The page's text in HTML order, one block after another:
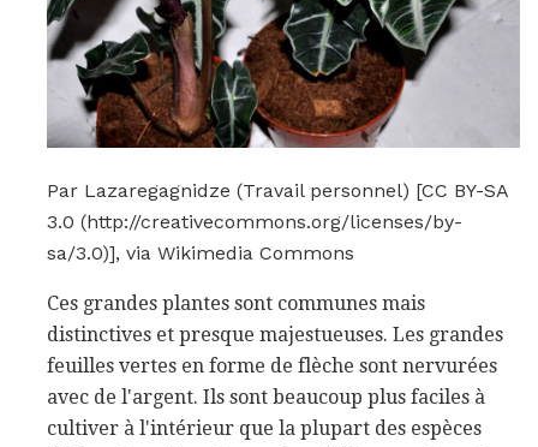
Par Lazaregagnidze (Travail personnel) [CC BY-SA
3.0 (http://creativecommons.org/licenses/by-
sa/3.0)], via Wikimedia Commons
Ces grandes plantes sont communes mais
distinctives et presque majestueuses. Les grandes
feuilles vertes en forme de flèche sont nervurées
avec de l'argent. Ils sont beaucoup plus faciles à
cultiver à l'intérieur que la plupart des espèces